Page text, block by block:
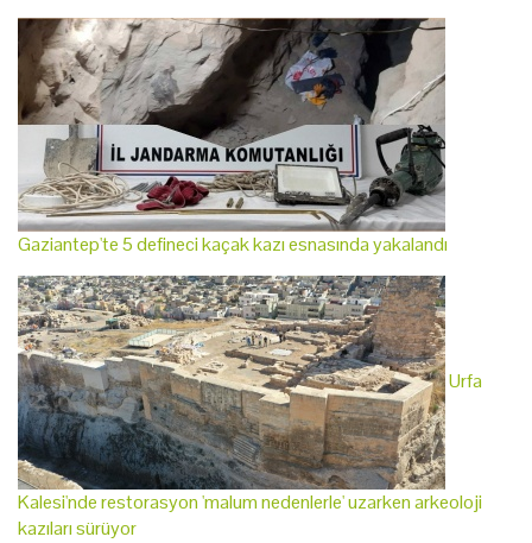
Gaziantep'te 5 defineci kaçak kazı esnasında yakalandı
Urfa
Kalesi'nde restorasyon 'malum nedenlerle' uzarken arkeoloji
kazıları sürüyor